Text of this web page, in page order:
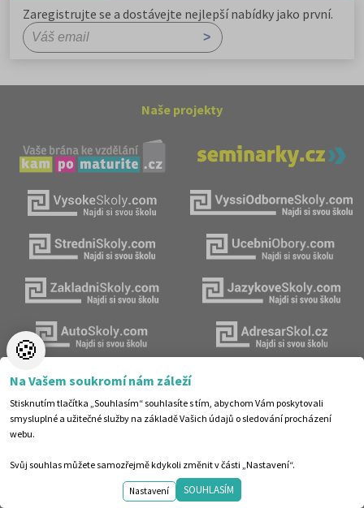
Zaregistrujte se a dostávejte nejlepší nabídky jako první.
Naše projekty
Poradenství v přípravě ke studiu
AMOS – KamPoMaturite.cz, s.r.o.
Dukelských hrdinů 21
🍪
Na Vašem soukromí nám záleží
Stisknutím tlačítka „Souhlasím“ souhlasíte s tím, abychom Vám poskytovali
smysluplné a užitečné služby na základě Vašich údajů o sledování procházení
webu.
Svůj souhlas můžete samozřejmě kdykoli změnit v části „Nastavení“.
Nastavení SOUHLASÍM